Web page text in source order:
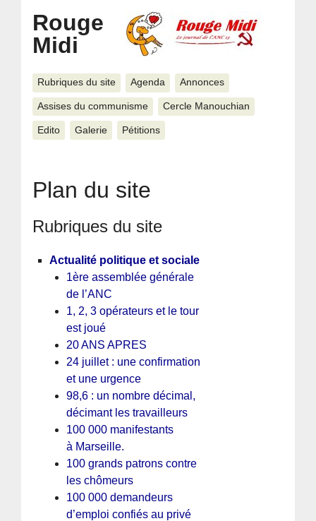
Rouge
Midi
Rubriques du site Agenda Annonces
Assises du communisme Cercle Manouchian
Edito Galerie Pétitions
Plan du site
Rubriques du site
Actualité politique et sociale
1ère assemblée générale
de l’ANC
1, 2, 3 opérateurs et le tour
est joué
20 ANS APRES
24 juillet : une confirmation
et une urgence
98,6 : un nombre décimal,
décimant les travailleurs
100 000 manifestants
à Marseille.
100 grands patrons contre
les chômeurs
100 000 demandeurs
d’emploi confiés au privé